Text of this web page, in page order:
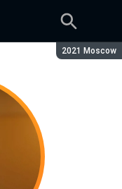
Сезон:
2021 Moscow